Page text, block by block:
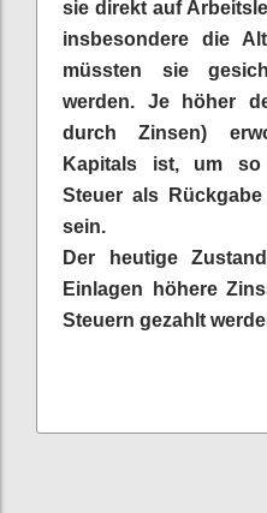
sie direkt auf
insbesondere die
müssten sie
werden. Je höher
durch Zinsen)
Kapitals ist, um
Steuer als
sein.
Der heutige
Einlagen höhere
Steuern gezahlt